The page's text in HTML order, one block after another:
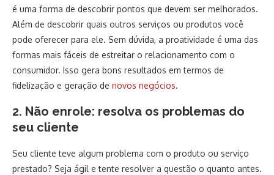
é uma forma de descobrir pontos que devem ser melhorados.
Além de descobrir quais outros serviços ou produtos você
pode oferecer para ele. Sem dúvida, a proatividade é uma das
formas mais fáceis de estreitar o relacionamento com o
consumidor. Isso gera bons resultados em termos de
fidelização e geração de novos negócios.
2. Não enrole: resolva os problemas do
seu cliente
Seu cliente teve algum problema com o produto ou serviço
prestado? Seja ágil e tente resolver a questão o quanto antes.